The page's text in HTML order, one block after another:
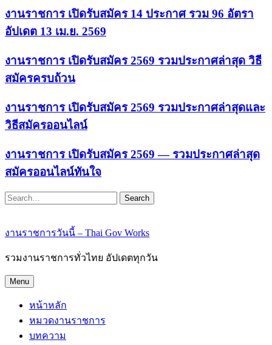
งานราชการ เปิดรับสมัคร 14 ประกาศ รวม 96 อัตรา
อัปเดต 13 เม.ย. 2569
งานราชการ เปิดรับสมัคร 2569 รวมประกาศล่าสุด วิธี
สมัครครบถ้วน
งานราชการ เปิดรับสมัคร 2569 รวมประกาศล่าสุดและ
วิธีสมัครออนไลน์
งานราชการ เปิดรับสมัคร 2569 — รวมประกาศล่าสุด
สมัครออนไลน์ทันใจ
Search
งานราชการวันนี้ – Thai Gov Works
รวมงานราชการทั่วไทย อัปเดตทุกวัน
Menu
หน้าหลัก
หมวดงานราชการ
บทความ